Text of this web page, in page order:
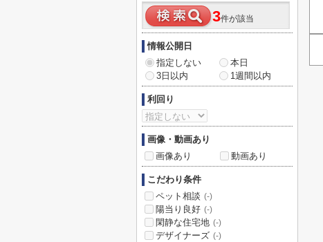
3件が該当
情報公開日
指定しない
本日
3日以内
1週間以内
利回り
画像・動画あり
画像あり
動画あり
こだわり条件
ペット相談 (-)
陽当り良好 (-)
閑静な住宅地 (-)
デザイナーズ (-)